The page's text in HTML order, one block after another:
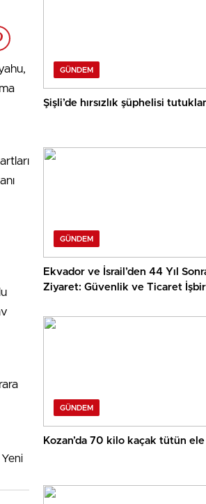
GÜNDEM
Şişli’de hırsızlık şüphelisi
GÜNDEM
Ekvador ve İsrail’den 44 Yıl
Ziyaret: Güvenlik ve Ticaret
GÜNDEM
Kozan’da 70 kilo kaçak tütün